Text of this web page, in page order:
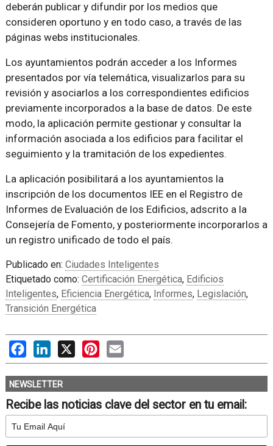
deberán publicar y difundir por los medios que
consideren oportuno y en todo caso, a través de las
páginas webs institucionales.
Los ayuntamientos podrán acceder a los Informes
presentados por vía telemática, visualizarlos para su
revisión y asociarlos a los correspondientes edificios
previamente incorporados a la base de datos. De este
modo, la aplicación permite gestionar y consultar la
información asociada a los edificios para facilitar el
seguimiento y la tramitación de los expedientes.
La aplicación posibilitará a los ayuntamientos la
inscripción de los documentos IEE en el Registro de
Informes de Evaluación de los Edificios, adscrito a la
Consejería de Fomento, y posteriormente incorporarlos a
un registro unificado de todo el país.
Publicado en: Ciudades Inteligentes
Etiquetado como: Certificación Energética, Edificios
Inteligentes, Eficiencia Energética, Informes, Legislación,
Transición Energética
FacebookLinkedIn
X PinterestEmail
NEWSLETTER
Recibe las noticias clave del sector en tu email: